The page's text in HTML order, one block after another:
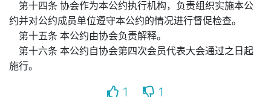
第十四条 协会作为本公约执行机构，负责组织实施本公
约并对公约成员单位遵守本公约的情况进行督促检查。
第十五条 本公约由协会负责解释。
第十六条 本公约自协会第四次会员代表大会通过之日起
施行。
1 1